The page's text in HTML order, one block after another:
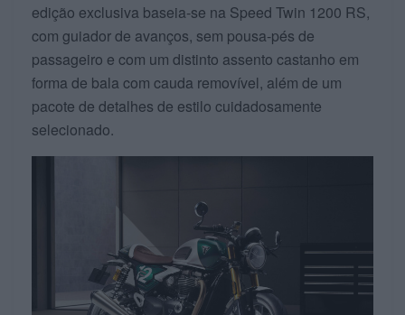
edição exclusiva baseia-se na Speed Twin 1200 RS,
com guiador de avanços, sem pousa-pés de
passageiro e com um distinto assento castanho em
forma de bala com cauda removível, além de um
pacote de detalhes de estilo cuidadosamente
selecionado.